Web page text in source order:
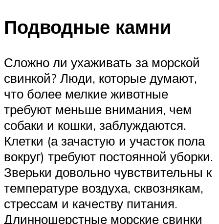
Подводные камни
Сложно ли ухаживать за морской
свинкой? Люди, которые думают,
что более мелкие животные
требуют меньше внимания, чем
собаки и кошки, заблуждаются.
Клетки (а зачастую и участок пола
вокруг) требуют постоянной уборки.
Зверьки довольно чувствительны к
температуре воздуха, сквознякам,
стрессам и качеству питания.
Длинношерстные морские свинки